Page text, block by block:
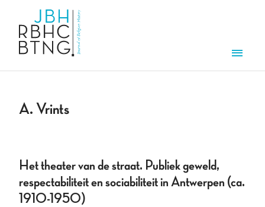
A. Vrints
Het theater van de straat. Publiek geweld,
respectabiliteit en sociabiliteit in Antwerpen (ca.
1910-1950)